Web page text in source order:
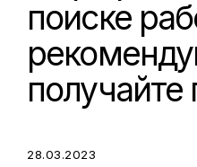
поиске
получайте
POSTED ON:
28.03.2023